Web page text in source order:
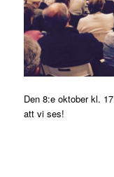
Den 8:e oktober kl.
att vi ses!